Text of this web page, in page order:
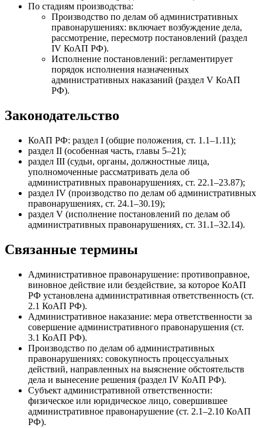
По стадиям производства:
Производство по делам об административных
правонарушениях: включает возбуждение дела,
рассмотрение, пересмотр постановлений (раздел
IV КоАП РФ).
Исполнение постановлений: регламентирует
порядок исполнения назначенных
административных наказаний (раздел V КоАП
РФ).
Законодательство
КоАП РФ: раздел I (общие положения, ст. 1.1–1.11);
раздел II (особенная часть, главы 5–21);
раздел III (судьи, органы, должностные лица,
уполномоченные рассматривать дела об
административных правонарушениях, ст. 22.1–23.87);
раздел IV (производство по делам об административных
правонарушениях, ст. 24.1–30.19);
раздел V (исполнение постановлений по делам об
административных правонарушениях, ст. 31.1–32.14).
Связанные термины
Административное правонарушение: противоправное,
виновное действие или бездействие, за которое КоАП
РФ установлена административная ответственность (ст.
2.1 КоАП РФ).
Административное наказание: мера ответственности за
совершение административного правонарушения (ст.
3.1 КоАП РФ).
Производство по делам об административных
правонарушениях: совокупность процессуальных
действий, направленных на выяснение обстоятельств
дела и вынесение решения (раздел IV КоАП РФ).
Субъект административной ответственности:
физическое или юридическое лицо, совершившее
административное правонарушение (ст. 2.1–2.10 КоАП
РФ).